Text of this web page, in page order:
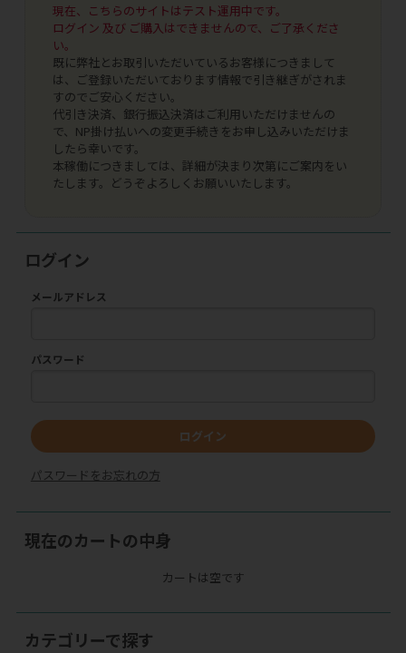
現在、こちらのサイトはテスト運用中です。
ログイン 及び ご購入はできませんので、ご了承くださ
い。
既に弊社とお取引いただいているお客様につきまして
は、ご登録いただいております情報で引き継ぎがされま
すのでご安心ください。
代引き決済、銀行振込決済はご利用いただけませんの
で、NP掛け払いへの変更手続きをお申し込みいただけま
したら幸いです。
本稼働につきましては、詳細が決まり次第にご案内をい
たします。どうぞよろしくお願いいたします。
ログイン
メールアドレス
パスワード
ログイン
パスワードをお忘れの方
現在のカートの中身
カートは空です
カテゴリーで探す